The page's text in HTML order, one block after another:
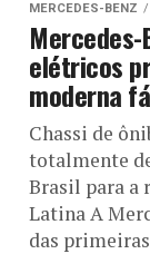
MERCEDES-BENZ
elétricos
moderna
Chassi de
totalmente
Brasil para a
Latina A
das